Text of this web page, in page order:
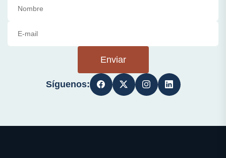
Enviar
Síguenos: